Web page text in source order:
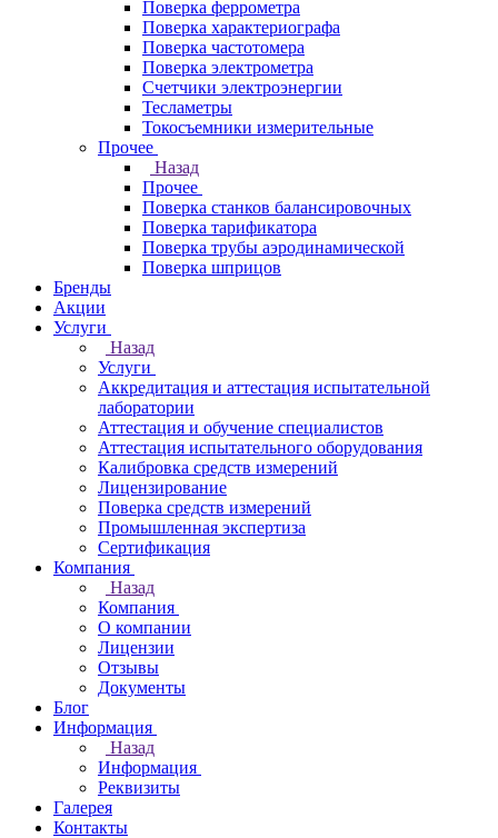
Поверка феррометра
Поверка характериографа
Поверка частотомера
Поверка электрометра
Счетчики электроэнергии
Тесламетры
Токосъемники измерительные
Прочее
Назад
Прочее
Поверка станков балансировочных
Поверка тарификатора
Поверка трубы аэродинамической
Поверка шприцов
Бренды
Акции
Услуги
Назад
Услуги
Аккредитация и аттестация испытательной
лаборатории
Аттестация и обучение специалистов
Аттестация испытательного оборудования
Калибровка средств измерений
Лицензирование
Поверка средств измерений
Промышленная экспертиза
Сертификация
Компания
Назад
Компания
О компании
Лицензии
Отзывы
Документы
Блог
Информация
Назад
Информация
Реквизиты
Галерея
Контакты